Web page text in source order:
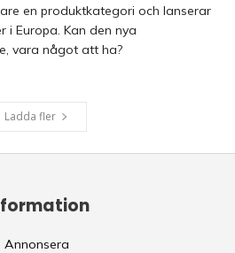
en produktkategori och lanserar
i Europa. Kan den nya
vara något att ha?
Ladda fler
Annonsera